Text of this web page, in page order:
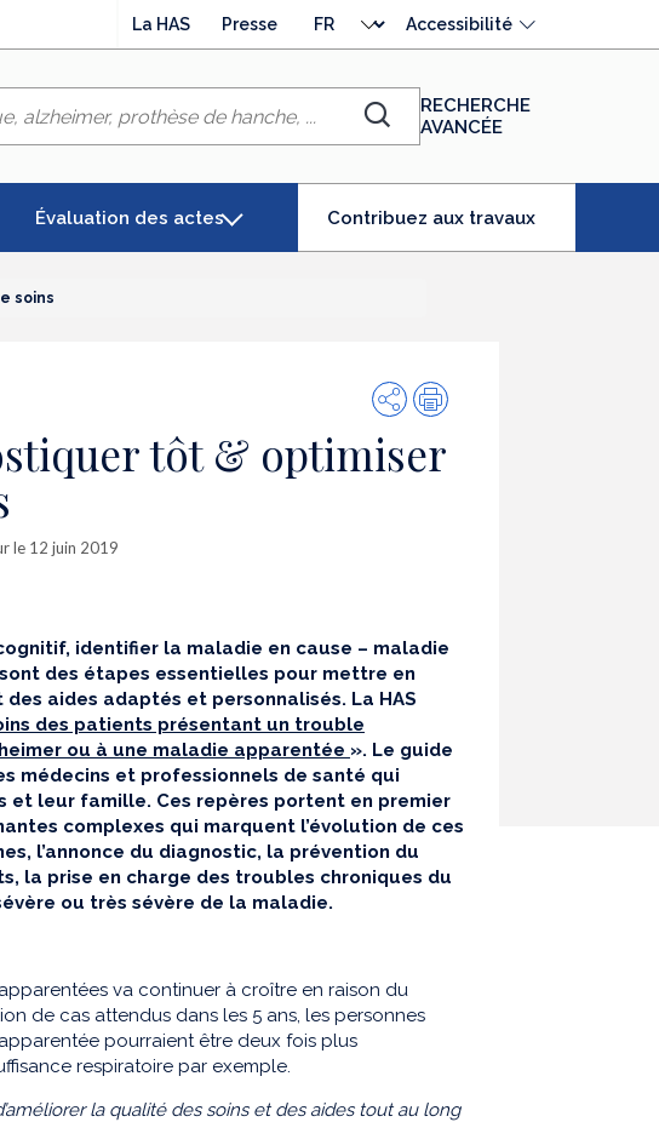
La HAS Presse
langue
Accessibilité
Chercher
RECHERCHE
AVANCÉE
Évaluation des actes Contribuez aux travaux(élément
soins
PartagerImpression
tôt & optimiser
le 12 juin 2019
identifier la maladie en cause – maladie
des étapes essentielles pour mettre en
aides adaptés et personnalisés. La HAS
des patients présentant un trouble
ou à une maladie apparentée ». Le guide
médecins et professionnels de santé qui
leur famille. Ces repères portent en premier
complexes qui marquent l’évolution de ces
l’annonce du diagnostic, la prévention du
la prise en charge des troubles chroniques du
ou très sévère de la maladie.
va continuer à croître en raison du
de cas attendus dans les 5 ans, les personnes
pourraient être deux fois plus
respiratoire par exemple.
la qualité des soins et des aides tout au long